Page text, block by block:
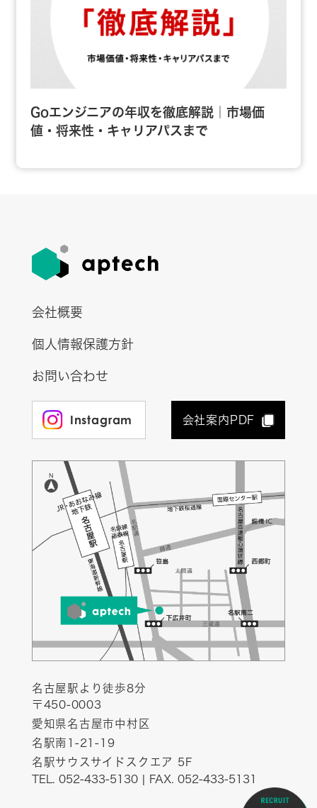
Goエンジニアの年収を徹底解説｜市場価
値・将来性・キャリアパスまで
会社概要
個人情報保護方針
お問い合わせ
Instagram 会社案内PDF
名古屋駅より徒歩8分
〒450-0003
愛知県名古屋市中村区
名駅南1-21-19
名駅サウスサイドスクエア 5F
TEL. 052-433-5130 | FAX. 052-433-5131